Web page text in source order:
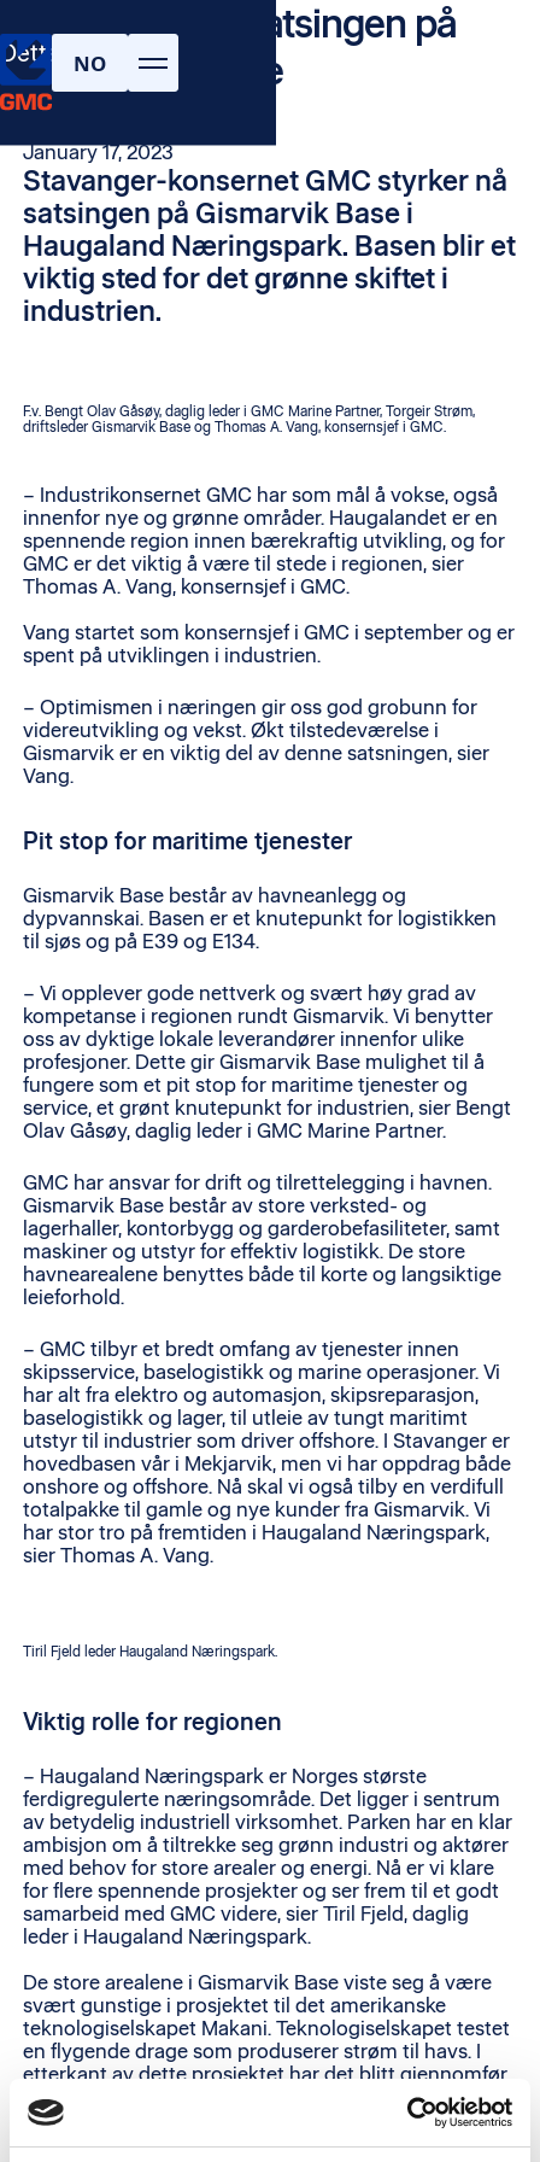
NO
Dette er GMC
GMC styrker satsingen på
Gismarvik base
No items found.
January 17, 2023
Stavanger-konsernet GMC styrker nå
satsingen på Gismarvik Base i
Haugaland Næringspark. Basen blir et
viktig sted for det grønne skiftet i
industrien.
F.v. Bengt Olav Gåsøy, daglig leder i GMC Marine Partner, Torgeir Strøm,
driftsleder Gismarvik Base og Thomas A. Vang, konsernsjef i GMC.
– Industrikonsernet GMC har som mål å vokse, også
innenfor nye og grønne områder. Haugalandet er en
spennende region innen bærekraftig utvikling, og for
GMC er det viktig å være til stede i regionen, sier
Thomas A. Vang, konsernsjef i GMC.
Vang startet som konsernsjef i GMC i september og er
spent på utviklingen i industrien.
– Optimismen i næringen gir oss god grobunn for
videreutvikling og vekst. Økt tilstedeværelse i
Gismarvik er en viktig del av denne satsningen, sier
Vang.
Pit stop for maritime tjenester
Gismarvik Base består av havneanlegg og
dypvannskai. Basen er et knutepunkt for logistikken
til sjøs og på E39 og E134.
– Vi opplever gode nettverk og svært høy grad av
kompetanse i regionen rundt Gismarvik. Vi benytter
oss av dyktige lokale leverandører innenfor ulike
profesjoner. Dette gir Gismarvik Base mulighet til å
fungere som et pit stop for maritime tjenester og
service, et grønt knutepunkt for industrien, sier Bengt
Olav Gåsøy, daglig leder i GMC Marine Partner.
GMC har ansvar for drift og tilrettelegging i havnen.
Gismarvik Base består av store verksted- og
lagerhaller, kontorbygg og garderobefasiliteter, samt
maskiner og utstyr for effektiv logistikk. De store
havnearealene benyttes både til korte og langsiktige
leieforhold.
– GMC tilbyr et bredt omfang av tjenester innen
skipsservice, baselogistikk og marine operasjoner. Vi
har alt fra elektro og automasjon, skipsreparasjon,
baselogistikk og lager, til utleie av tungt maritimt
utstyr til industrier som driver offshore. I Stavanger er
hovedbasen vår i Mekjarvik, men vi har oppdrag både
onshore og offshore. Nå skal vi også tilby en verdifull
totalpakke til gamle og nye kunder fra Gismarvik. Vi
har stor tro på fremtiden i Haugaland Næringspark,
sier Thomas A. Vang.
Tiril Fjeld leder Haugaland Næringspark.
Viktig rolle for regionen
– Haugaland Næringspark er Norges største
ferdigregulerte næringsområde. Det ligger i sentrum
av betydelig industriell virksomhet. Parken har en klar
ambisjon om å tiltrekke seg grønn industri og aktører
med behov for store arealer og energi. Nå er vi klare
for flere spennende prosjekter og ser frem til et godt
samarbeid med GMC videre, sier Tiril Fjeld, daglig
leder i Haugaland Næringspark.
De store arealene i Gismarvik Base viste seg å være
svært gunstige i prosjektet til det amerikanske
teknologiselskapet Makani. Teknologiselskapet testet
en flygende drage som produserer strøm til havs. I
etterkant av dette prosjektet har det blitt gjennomfør
flere arealkrevende prosjekter innenfor fornybar
energi.